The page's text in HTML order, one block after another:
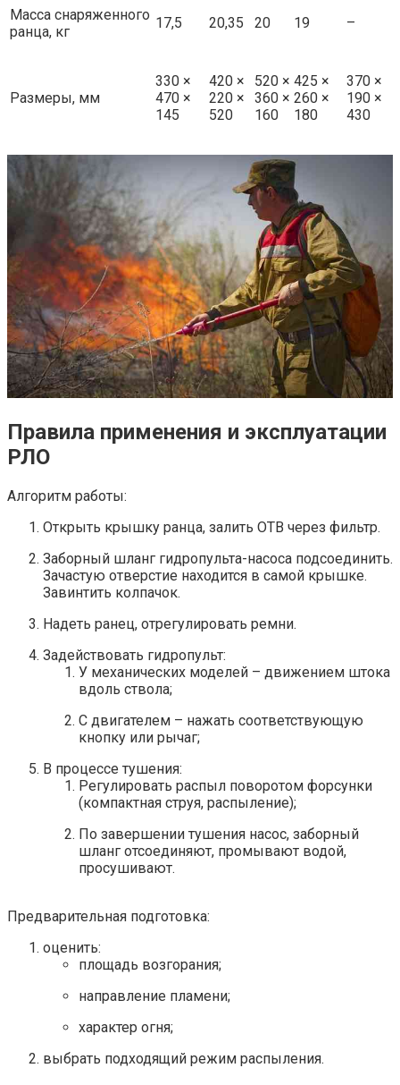
Масса снаряженного
ранца, кг
17,5 20,35 20 19 –
Размеры, мм
330 ×
470 ×
145
420 ×
220 ×
520
520 ×
360 ×
160
425 ×
260 ×
180
370 ×
190 ×
430
Правила применения и эксплуатации
РЛО
Алгоритм работы:
Открыть крышку ранца, залить ОТВ через фильтр.
Заборный шланг гидропульта-насоса подсоединить.
Зачастую отверстие находится в самой крышке.
Завинтить колпачок.
Надеть ранец, отрегулировать ремни.
Задействовать гидропульт:
У механических моделей – движением штока
вдоль ствола;
С двигателем – нажать соответствующую
кнопку или рычаг;
В процессе тушения:
Регулировать распыл поворотом форсунки
(компактная струя, распыление);
По завершении тушения насос, заборный
шланг отсоединяют, промывают водой,
просушивают.
Предварительная подготовка:
оценить:
площадь возгорания;
направление пламени;
характер огня;
выбрать подходящий режим распыления.